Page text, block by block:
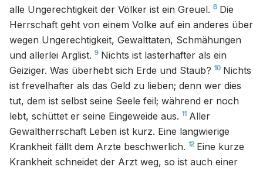
alle Ungerechtigkeit der Völker ist ein Greuel. 8 Die
Herrschaft geht von einem Volke auf ein anderes über
wegen Ungerechtigkeit, Gewalttaten, Schmähungen
und allerlei Arglist. 9 Nichts ist lasterhafter als ein
Geiziger. Was überhebt sich Erde und Staub? 10 Nichts
ist frevelhafter als das Geld zu lieben; denn wer dies
tut, dem ist selbst seine Seele feil; während er noch
lebt, schüttet er seine Eingeweide aus. 11 Aller
Gewaltherrschaft Leben ist kurz. Eine langwierige
Krankheit fällt dem Arzte beschwerlich. 12 Eine kurze
Krankheit schneidet der Arzt weg, so ist auch einer